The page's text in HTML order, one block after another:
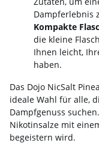
Dampferlebnis
Kompakte
die kleine
Ihnen leicht,
haben.
Das Dojo NicSalt
ideale Wahl für alle,
Dampfgenuss
Nikotinsalze mit
begeistern wird.